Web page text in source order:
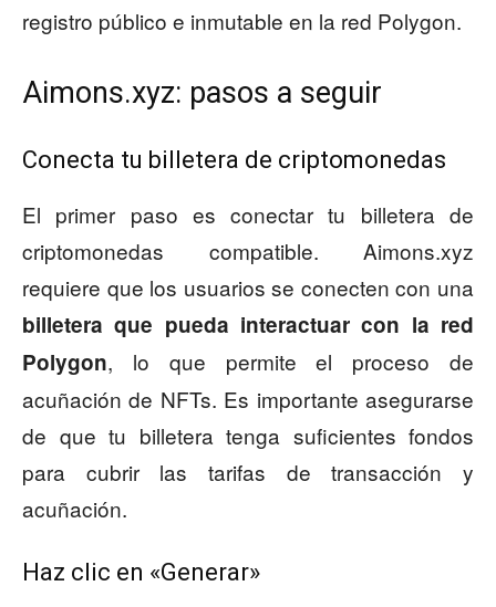
registro público e inmutable en la red Polygon.
Aimons.xyz: pasos a seguir
Conecta tu billetera de criptomonedas
El primer paso es conectar tu billetera de
criptomonedas compatible. Aimons.xyz
requiere que los usuarios se conecten con una
billetera que pueda interactuar con la red
Polygon, lo que permite el proceso de
acuñación de NFTs. Es importante asegurarse
de que tu billetera tenga suficientes fondos
para cubrir las tarifas de transacción y
acuñación.
Haz clic en «Generar»